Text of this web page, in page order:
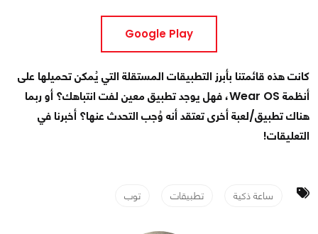
Google Play
كانت هذه قائمتنا بأبرز التطبيقات المستقلة التي يُمكن تحميلها على
أنظمة Wear OS، فهل يوجد تطبيق معين لفت انتباهك؟ أو ربما
هناك تطبيق/لعبة أخرى تعتقد أنه وُجب التحدث عنها؟ أخبرنا في
التعليقات!
ساعة ذكية تطبيقات توب